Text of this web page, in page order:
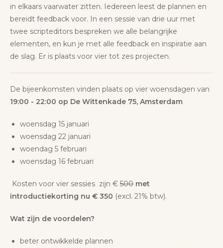
in elkaars vaarwater zitten. Iedereen leest de plannen en
bereidt feedback voor. In een sessie van drie uur met
twee scripteditors bespreken we alle belangrijke
elementen, en kun je met alle feedback en inspiratie aan
de slag. Er is plaats voor vier tot zes projecten.
De bijeenkomsten vinden plaats op vier woensdagen van
19:00 - 22:00 op De Wittenkade 75, Amsterdam
woensdag 15 januari
woensdag 22 januari
woendag 5 februari
woensdag 16 februari
Kosten voor vier sessies zijn € 500 met
introductiekorting nu € 350 (excl. 21% btw).
Wat zijn de voordelen?
beter ontwikkelde plannen